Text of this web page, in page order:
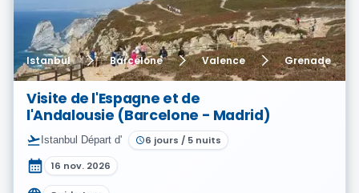
Istanbul Barcelone Valence Grenade
Visite de l'Espagne et de
l'Andalousie (Barcelone - Madrid)
Istanbul Départ d' 6 jours / 5 nuits
16 nov. 2026